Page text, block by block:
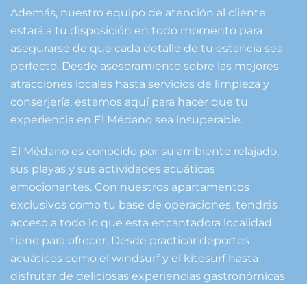
Además, nuestro equipo de atención al cliente
estará a tu disposición en todo momento para
asegurarse de que cada detalle de tu estancia sea
perfecto. Desde asesoramiento sobre las mejores
atracciones locales hasta servicios de limpieza y
conserjería, estamos aquí para hacer que tu
experiencia en El Médano sea insuperable.
El Médano es conocido por su ambiente relajado,
sus playas y sus actividades acuáticas
emocionantes. Con nuestros apartamentos
exclusivos como tu base de operaciones, tendrás
acceso a todo lo que esta encantadora localidad
tiene para ofrecer. Desde practicar deportes
acuáticos como el windsurf y el kitesurf hasta
disfrutar de deliciosas experiencias gastronómicas